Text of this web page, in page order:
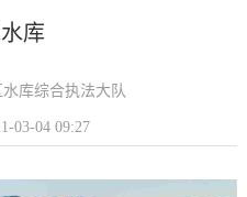
库
库综合执法大队
03-04 09:27